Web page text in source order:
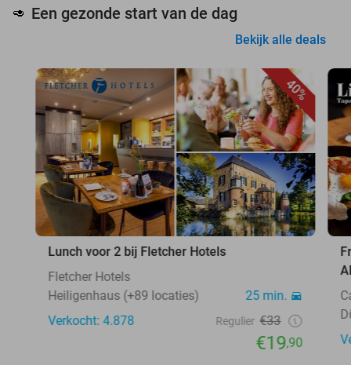
🥑 Een gezonde start van de dag
Bekijk alle deals
40%
Lunch voor 2 bij Fletcher Hotels
Fletcher Hotels
Heiligenhaus (+89 locaties)
25 min.
Verkocht: 4.878
Regulier €33
€19,90